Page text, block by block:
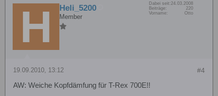
Heli_5200
Member
Dabei seit: 24.03.2008
Beiträge:
220
Vorname:
Otto
#4
19.09.2010, 13:12
AW: Weiche Kopfdämfung für T-Rex 700E!!